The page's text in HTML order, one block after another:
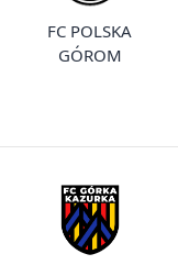
FC POLSKA
GÓROM